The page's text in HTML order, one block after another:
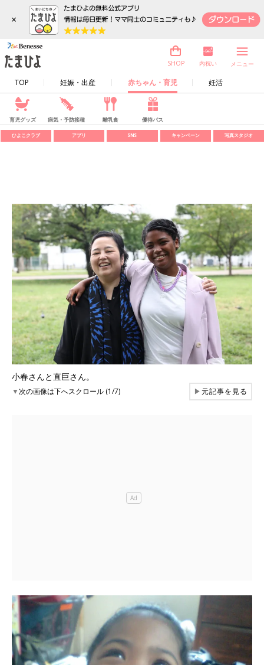
×
TOP 妊娠・出産 赤ちゃん・育児 妊活
SHOP 内祝い メニュー
育児グッズ 病気・予防接種 離乳食 優待パス
ひよこクラブ アプリ SNS キャンペーン 写真スタジオ
小春さんと直巨さん。
▼次の画像は下へスクロール (1/7) ▶元記事を見る